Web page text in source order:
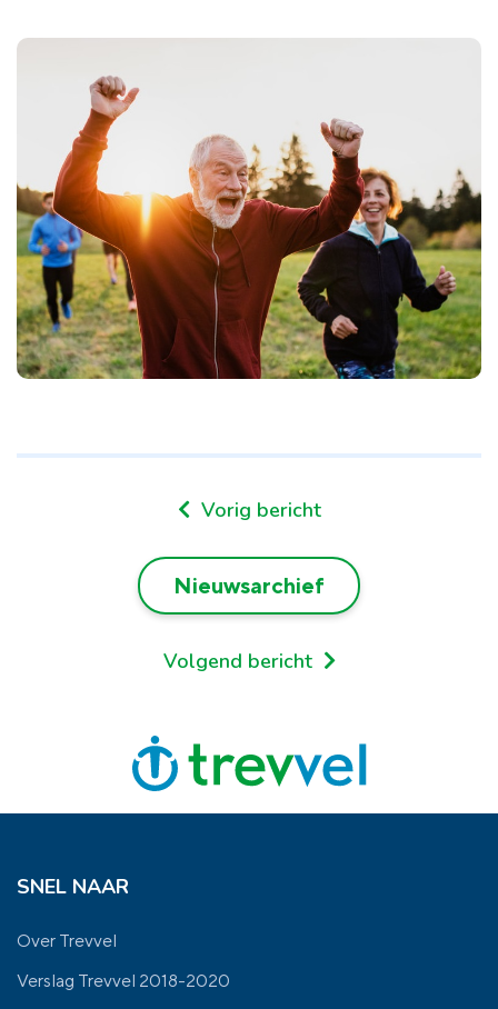
Vorig bericht
Nieuwsarchief
Volgend bericht
SNEL NAAR
Over Trevvel
Verslag Trevvel 2018-2020